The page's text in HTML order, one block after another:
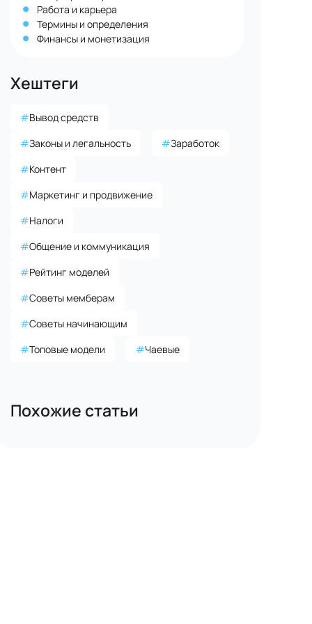
Работа и карьера
Термины и определения
Финансы и монетизация
Хештеги
#Вывод средств
#Законы и легальность #Заработок
#Контент
#Маркетинг и продвижение
#Налоги
#Общение и коммуникация
#Рейтинг моделей
#Советы мемберам
#Советы начинающим
#Топовые модели #Чаевые
Похожие статьи